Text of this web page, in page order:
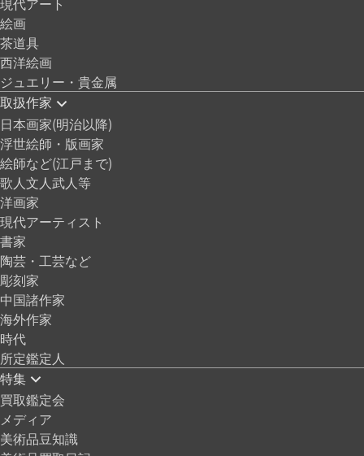
絵画
茶道具
西洋絵画
ジュエリー・貴金属
取扱作家
日本画家(明治以降)
浮世絵師・版画家
絵師など(江戸まで)
歌人文人武人等
洋画家
現代アーティスト
書家
陶芸・工芸など
彫刻家
中国諸作家
海外作家
時代
所定鑑定人
特集
買取鑑定会
メディア
美術品豆知識